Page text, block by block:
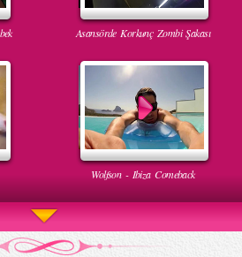
Asansörde Korkunç Zombi Şakası
Wolfson - Ibiza Comeback